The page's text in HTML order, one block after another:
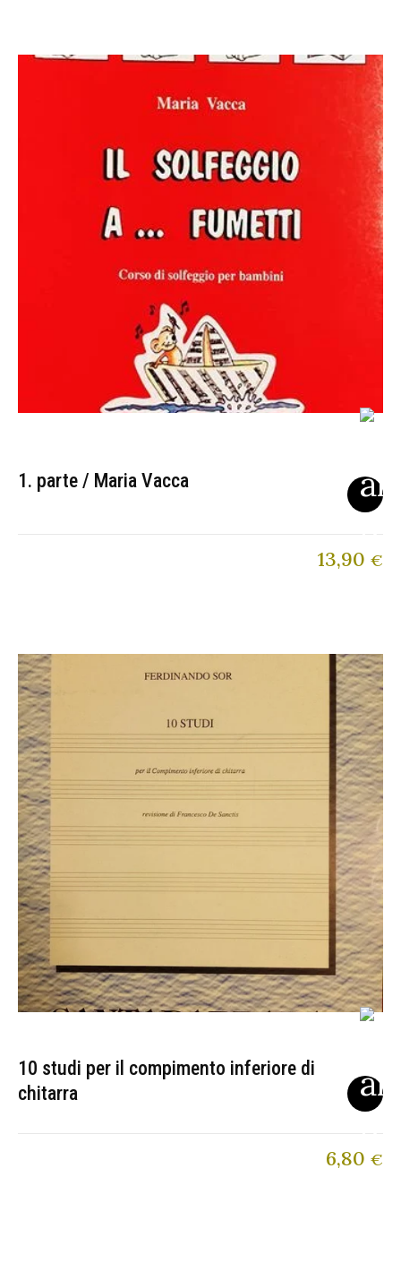
1. parte / Maria Vacca
13,90 €
10 studi per il compimento inferiore di
chitarra
6,80 €